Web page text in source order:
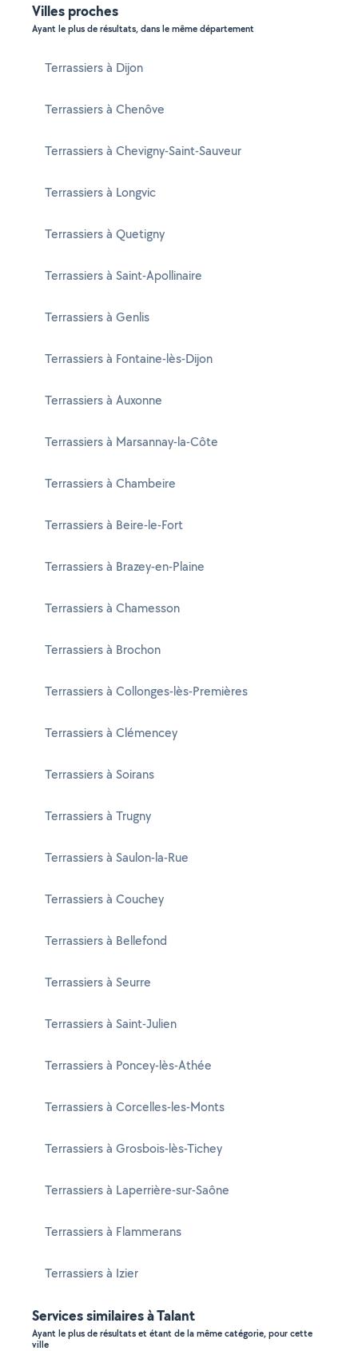
Villes proches
Ayant le plus de résultats, dans le même département
Terrassiers à Dijon
Terrassiers à Chenôve
Terrassiers à Chevigny-Saint-Sauveur
Terrassiers à Longvic
Terrassiers à Quetigny
Terrassiers à Saint-Apollinaire
Terrassiers à Genlis
Terrassiers à Fontaine-lès-Dijon
Terrassiers à Auxonne
Terrassiers à Marsannay-la-Côte
Terrassiers à Chambeire
Terrassiers à Beire-le-Fort
Terrassiers à Brazey-en-Plaine
Terrassiers à Chamesson
Terrassiers à Brochon
Terrassiers à Collonges-lès-Premières
Terrassiers à Clémencey
Terrassiers à Soirans
Terrassiers à Trugny
Terrassiers à Saulon-la-Rue
Terrassiers à Couchey
Terrassiers à Bellefond
Terrassiers à Seurre
Terrassiers à Saint-Julien
Terrassiers à Poncey-lès-Athée
Terrassiers à Corcelles-les-Monts
Terrassiers à Grosbois-lès-Tichey
Terrassiers à Laperrière-sur-Saône
Terrassiers à Flammerans
Terrassiers à Izier
Services similaires à Talant
Ayant le plus de résultats et étant de la même catégorie, pour cette
ville